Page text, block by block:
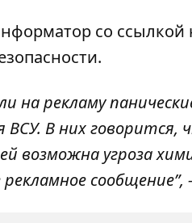
со ссылкой
на рекламу
В них говорится,
возможна угроза